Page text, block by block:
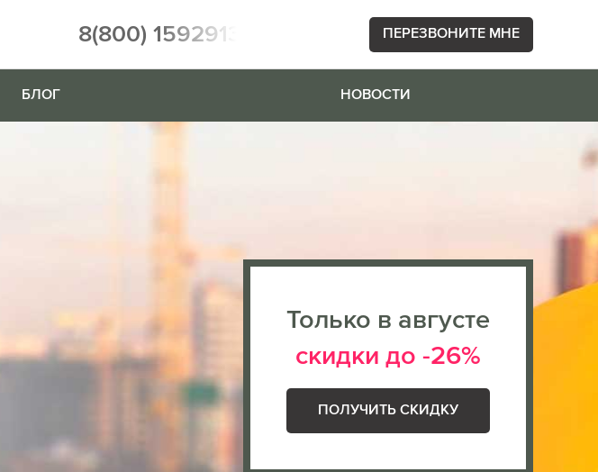
8(800) 1592913 ПЕРЕЗВОНИТЕ МНЕ
БЛОГ НОВОСТИ
Только в августе
скидки до -26%
ПОЛУЧИТЬ СКИДКУ